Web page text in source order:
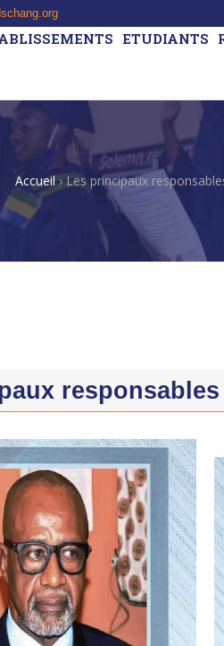
ETUDIANTS
Accueil›Les principaux
responsables